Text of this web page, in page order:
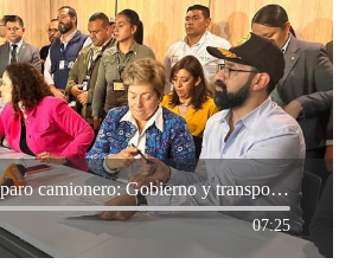
Se levanta paro camionero: Gobierno y transportadores logran acuerdo
07:25